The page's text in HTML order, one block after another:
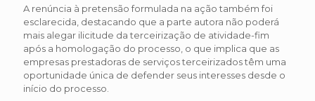
A renúncia à pretensão formulada na ação também foi
esclarecida, destacando que a parte autora não poderá
mais alegar ilicitude da terceirização de atividade-fim
após a homologação do processo, o que implica que as
empresas prestadoras de serviços terceirizados têm uma
oportunidade única de defender seus interesses desde o
início do processo.